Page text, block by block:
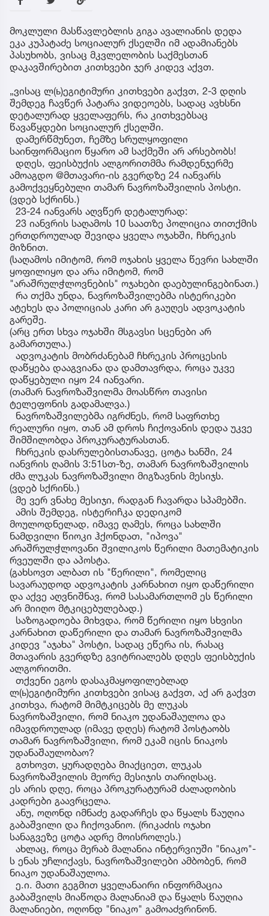
მოკლული მასწავლებლის გიგა ავალიანის დედა
ეკა კუპატაძე სოციალურ ქსელში იმ ადამიანებს
პასუხობს, ვისაც მკვლელობის საქმესთან
დაკავშირებით კითხვები ჯერ კიდევ აქვთ.
„ვისაც ლ(ь)ეგიტიმური კითხვები გაქვთ, 2-3 დღის
შემდეგ ჩავწერ პატარა ვიდეოებს, სადაც ავხსნი
დეტალურად ყველაფერს, რა კითხვებსაც
წავაწყდები სოციალურ ქსელში.
დამერწმუნეთ, ჩემზე სრულყოფილი
საინფორმაციო წყარო ამ საქმეში არ არსებობს!
დღეს, ფეისბუქის ალგორითმმა რამდენჯერმე
ამოაგდო @მთავარი-ის გვერდზე 24 იანვარს
გამოქვეყნებული თამარ ნავროზაშვილის პოსტი.
(ვდებ სქრინს.)
23-24 იანვარს აღვწერ დეტალურად:
23 იანვრის საღამოს 10 საათზე პოლიცია თითქმის
ერთდროულად შევიდა ყველა ოჯახში, ჩხრეკის
მიზნით.
(საღამოს იმიტომ, რომ ოჯახის ყველა წევრი სახლში
ყოფილიყო და არა იმიტომ, რომ
"არაშრულჭლოვნების" ოჯახები დაებულინგებინათ.)
რა თქმა უნდა, ნავროზაშვილებმა ისტერიკები
ატეხეს და პოლიციას კარი არ გაუღეს ადვოკატის
გარეშე.
(არც ერთ სხვა ოჯახში მსგავსი სცენები არ
გამართულა.)
ადვოკატის მობრძანებამ ჩხრეკის პროცესის
დაწყება დააგვიანა და დამთავრდა, როცა უკვე
დაწყებული იყო 24 იანვარი.
(თამარ ნავროზაშვილმა მოასწრო თავისი
ტელეფონის გადამალვა.)
ნავროზაშვილებმა იგრძნეს, რომ საფრთხე
რეალური იყო, თან ამ დროს ჩიქოვანის დედა უკვე
შიმშილობდა პროკურატურასთან.
ჩხრეკის დასრულებისთანავე, ცოტა ხანში, 24
იანვრის ღამის 3:51სთ-ზე, თამარ ნავროზაშვილის
ძმა ლუკას ნავროზაშვილი მიგზავნის მესიჯს.
(ვდებ სქრინს.)
მე ვერ ვნახე მესიჯი, რადგან ჩავარდა სპამებში.
ამის შემდეგ, ისტერიჩკა დედიკომ
მოულოდნელად, იმავე ღამეს, როცა სახლში
ნამდვილი წიოკი ჰქონდათ, "იპოვა"
არაშრულჭლოვანი შვილიკოს წერილი მათემატიკის
რვეულში და აპოსტა.
(გახსოვთ ალბათ ის "წერილი", რომელიც
სავარაუდოდ ადვოკატის კარნახით იყო დაწერილი
და აქვე აღვნიშნავ, რომ სასამართლომ ეს წერილი
არ მიიღო მტკიცებულებად.)
საზოგადოება მიხვდა, რომ წერილი იყო სხვისი
კარნახით დაწერილი და თამარ ნავროზაშვილმა
კიდევ "აჯახა" პოსტი, სადაც ეწერა ის, რასაც
მთავარის გვერდზე გვიტრიალებს დღეს ფეისბუქის
ალგორითმი.
თქვენი ეგოს დასაკმაყოფილებლად
ლ(ь)ეგიტიმური კითხვები ვისაც გაქვთ, აქ არ გაქვთ
კითხვა, რატომ მიმტკიცებს მე ლუკას
ნავროზაშვილი, რომ ნიაკო უდანაშაულოა და
იმავდროულად (იმავე დღეს) რატომ პოსტაობს
თამარ ნავროზაშვილი, რომ ეკამ იცის ნიაკოს
უდანაშაულობაო?
გთხოვთ, ყურადღება მიაქციეთ, ლუკას
ნავროზაშვილის მეორე მესიჯის თარიღსაც.
ეს არის დღე, როცა პროკურატურამ ძალადობის
კადრები გაავრცელა.
ანუ, ოღონდ იმნაძე გადარჩეს და წყალს წაუღია
გაბაშვილი და ჩიქოვანიო. (რიკაძის ოჯახი
სანაგვეზე ცოტა ადრე მოისროლეს.)
ახლაც, როცა მერაბ მალანია ინტერვიუში "ნიაკო"-
ს ენას უჩლიქავს, ნავროზაშვილები ამბობენ, რომ
ნიაკო უდანაშაულოა.
ე.ი. მათი გეგმით ყველანაირი ინფორმაცია
გაბაშვილს მიაწოდა მალანიამ და წყალს წაუღია
მალანიები, ოღონდ "ნიაკო" გამოაძვრინონ.